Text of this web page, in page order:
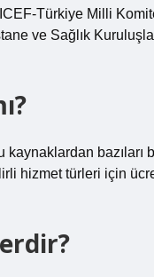
Türkiye Milli
ve Sağlık
bazıları
hizmet türleri için